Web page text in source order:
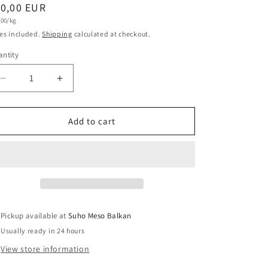
EUR
kg
included.Shipping calculated at checkout.
Decrease
quantity
for
ljuti
Increase
quantity
for
Bosanski
ljuti
Add to cart
Pickup available atSuho Meso Balkan
Usually ready in 24 hours
View store information